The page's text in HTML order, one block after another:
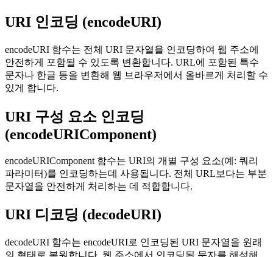
URI 인코딩 (encodeURI)
encodeURI 함수는 전체 URI 문자열을 인코딩하여 웹 주소에
안전하게 포함될 수 있도록 변환합니다. URL에 포함된 특수
문자나 한글 등을 변환해 웹 브라우저에서 올바르게 처리할 수
있게 합니다.
URI 구성 요소 인코딩
(encodeURIComponent)
encodeURIComponent 함수는 URI의 개별 구성 요소(예: 쿼리
파라미터)를 인코딩하는데 사용됩니다. 전체 URL보다는 부분
문자열을 안전하게 처리하는 데 적합합니다.
URI 디코딩 (decodeURI)
decodeURI 함수는 encodeURI로 인코딩된 URI 문자열을 원래